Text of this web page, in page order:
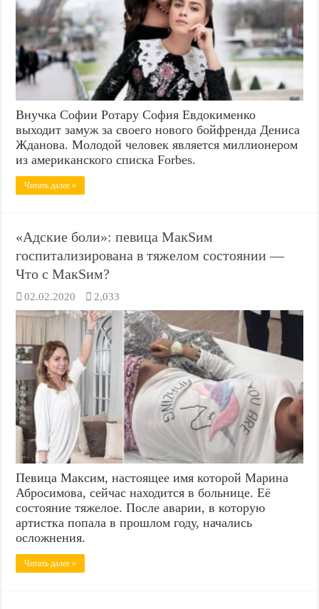
Внучка Софии Ротару София Евдокименко
выходит замуж за своего нового бойфренда Дениса
Жданова. Молодой человек является миллионером
из американского списка Forbes.
Читать далее »
«Адские боли»: певица МакSим
госпитализирована в тяжелом состоянии —
Что с МакSим?
02.02.2020 2,033
Певица Максим, настоящее имя которой Марина
Абросимова, сейчас находится в больнице. Её
состояние тяжелое. После аварии, в которую
артистка попала в прошлом году, начались
осложнения.
Читать далее »